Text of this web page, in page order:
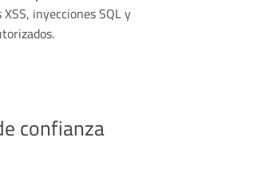
inyecciones SQL y
confianza